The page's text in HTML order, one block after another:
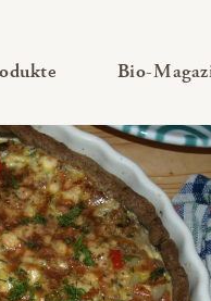
— Untermenü
Bio-